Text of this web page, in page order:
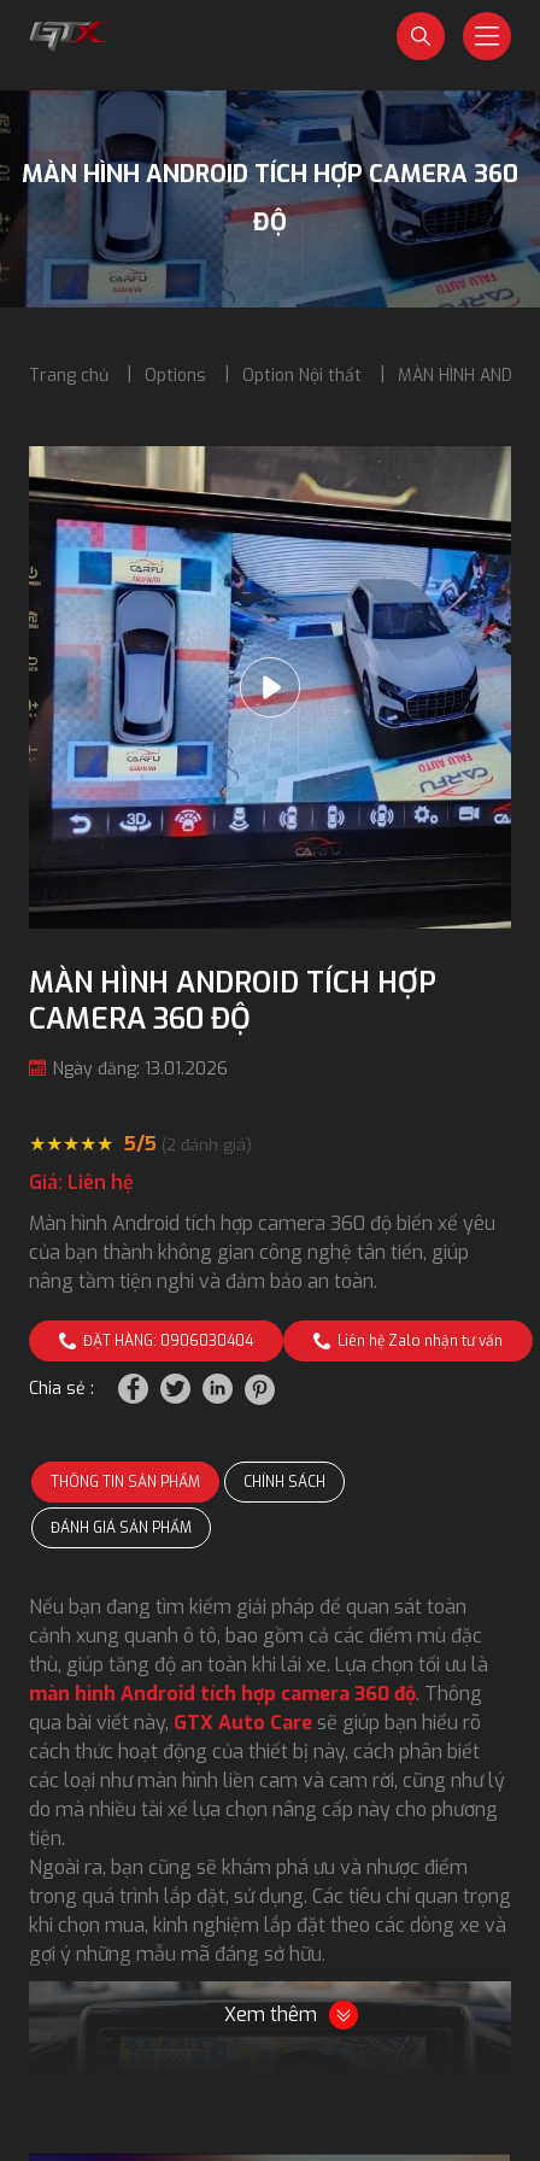
MÀN HÌNH ANDROID TÍCH HỢP CAMERA 360
ĐỘ
Trang chủ Options Option Nội thất MÀN HÌNH
MÀN HÌNH ANDROID TÍCH HỢP
CAMERA 360 ĐỘ
Ngày đăng: 13.01.2026
★★★★★ 5/5 (2 đánh giá)
Giá: Liên hệ
Màn hình Android tích hợp camera 360 độ biến xế yêu
của bạn thành không gian công nghệ tân tiến, giúp
nâng tầm tiện nghi và đảm bảo an toàn.
ĐẶT HÀNG: 0906030404 Liên hệ Zalo nhận tư vấn
Chia sẻ :
THÔNG TIN SẢN PHẨM CHÍNH SÁCH
ĐÁNH GIÁ SẢN PHẨM
Nếu bạn đang tìm kiếm giải pháp để quan sát toàn
cảnh xung quanh ô tô, bao gồm cả các điểm mù đặc
thù, giúp tăng độ an toàn khi lái xe. Lựa chọn tối ưu là
màn hình Android tích hợp camera 360 độ. Thông
qua bài viết này, GTX Auto Care sẽ giúp bạn hiểu rõ
cách thức hoạt động của thiết bị này, cách phân biết
các loại như màn hình liền cam và cam rời, cũng như lý
do mà nhiều tài xế lựa chọn nâng cấp này cho phương
tiện.
Ngoài ra, bạn cũng sẽ khám phá ưu và nhược điểm
trong quá trình lắp đặt, sử dụng. Các tiêu chí quan trọng
khi chọn mua, kinh nghiệm lắp đặt theo các dòng xe và
gợi ý những mẫu mã đáng sở hữu.
Xem thêm